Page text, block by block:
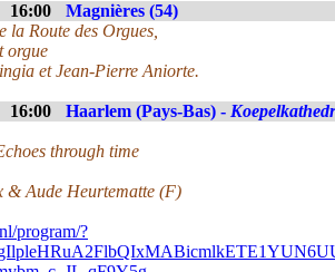
16:00
Magnières (54)
la Route des Orgues,
orgue
et Jean-Pierre Aniorte.
16:00 Haarlem (Pays-Bas) -
through time
& Aude Heurtematte (F)
program/?